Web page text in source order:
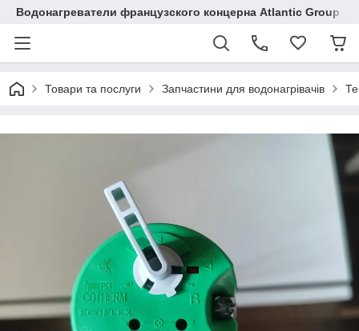
Водонагреватели французского концерна Atlantic Group в
Товари та послуги Запчастини для водонагрівачів